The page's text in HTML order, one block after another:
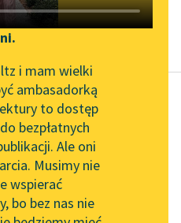
Zgłoś brak utworu
Narzędzia
Mapa Wolnych Lektur
Leśmianator
Przewodnik dla piszących i
czytających
i mam wielki
ambasadorką
to dostęp
bezpłatnych
Ale oni
Musimy nie
wspierać
bo bez nas nie
Andrzej Kijowski
Listopadowy
wieczór
Te rewolucje — w